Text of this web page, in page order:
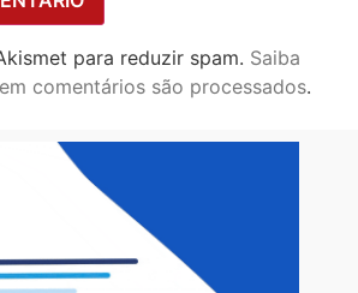
para reduzir spam. Saiba
comentários são processados.